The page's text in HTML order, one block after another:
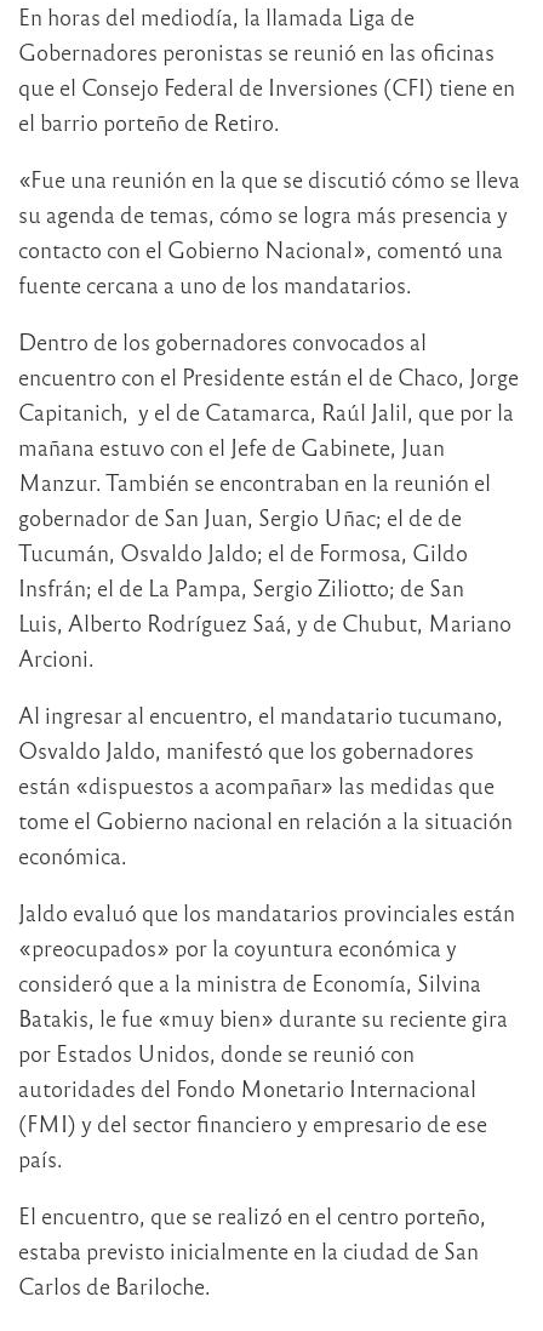
En horas del mediodía, la llamada Liga de
Gobernadores peronistas se reunió en las oficinas
que el Consejo Federal de Inversiones (CFI) tiene en
el barrio porteño de Retiro.
«Fue una reunión en la que se discutió cómo se lleva
su agenda de temas, cómo se logra más presencia y
contacto con el Gobierno Nacional», comentó una
fuente cercana a uno de los mandatarios.
Dentro de los gobernadores convocados al
encuentro con el Presidente están el de Chaco, Jorge
Capitanich, y el de Catamarca, Raúl Jalil, que por la
mañana estuvo con el Jefe de Gabinete, Juan
Manzur. También se encontraban en la reunión el
gobernador de San Juan, Sergio Uñac; el de de
Tucumán, Osvaldo Jaldo; el de Formosa, Gildo
Insfrán; el de La Pampa, Sergio Ziliotto; de San
Luis, Alberto Rodríguez Saá, y de Chubut, Mariano
Arcioni.
Al ingresar al encuentro, el mandatario tucumano,
Osvaldo Jaldo, manifestó que los gobernadores
están «dispuestos a acompañar» las medidas que
tome el Gobierno nacional en relación a la situación
económica.
Jaldo evaluó que los mandatarios provinciales están
«preocupados» por la coyuntura económica y
consideró que a la ministra de Economía, Silvina
Batakis, le fue «muy bien» durante su reciente gira
por Estados Unidos, donde se reunió con
autoridades del Fondo Monetario Internacional
(FMI) y del sector financiero y empresario de ese
país.
El encuentro, que se realizó en el centro porteño,
estaba previsto inicialmente en la ciudad de San
Carlos de Bariloche.